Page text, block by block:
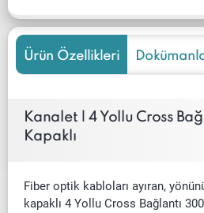
Ürün Özellikleri
Kanalet | 4 Yollu Cross
Kapaklı
Fiber optik kabloları ayıran,
kapaklı 4 Yollu Cross Bağlantı